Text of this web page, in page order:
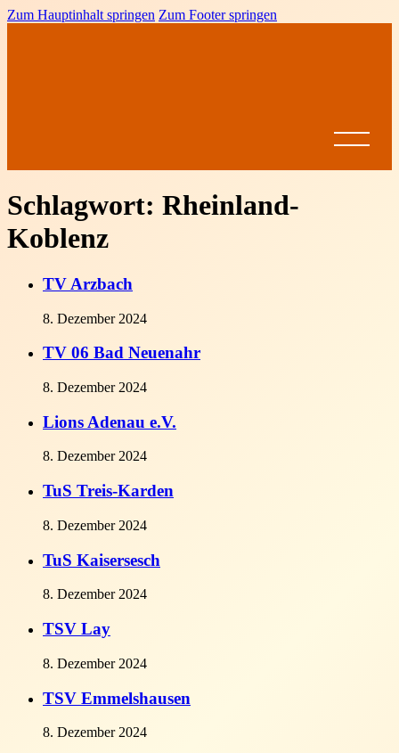
Zum Hauptinhalt springen Zum Footer springen
Startseite
News
Ansprechpartner
Leistungssport
Spielbetrieb
Pokal Ausschreibungen
Altersklassen
Schiedsrichter
Schlagwort: Rheinland-
Koblenz
TV Arzbach
8. Dezember 2024
TV 06 Bad Neuenahr
8. Dezember 2024
Lions Adenau e.V.
8. Dezember 2024
TuS Treis-Karden
8. Dezember 2024
TuS Kaisersesch
8. Dezember 2024
TSV Lay
8. Dezember 2024
TSV Emmelshausen
8. Dezember 2024